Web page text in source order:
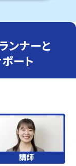
ンナーと
ート